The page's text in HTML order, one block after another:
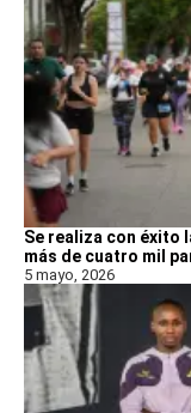
Se realiza con éxito
más de cuatro mil
5 mayo, 2026